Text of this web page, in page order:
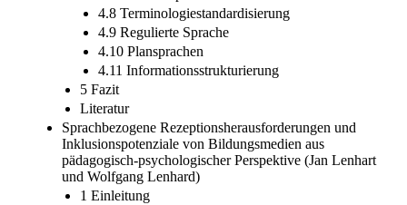
4.8 Terminologiestandardisierung
4.9 Regulierte Sprache
4.10 Plansprachen
4.11 Informationsstrukturierung
5 Fazit
Literatur
Sprachbezogene Rezeptionsherausforderungen und
Inklusionspotenziale von Bildungsmedien aus
pädagogisch-psychologischer Perspektive (Jan Lenhart
und Wolfgang Lenhard)
1 Einleitung